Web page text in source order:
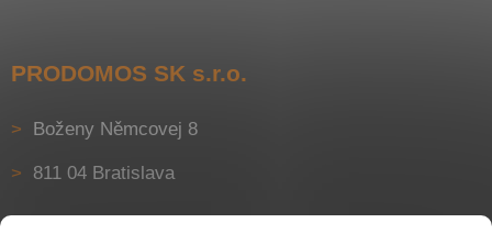
PRODOMOS SK s.r.o.
Boženy Němcovej 8
811 04 Bratislava